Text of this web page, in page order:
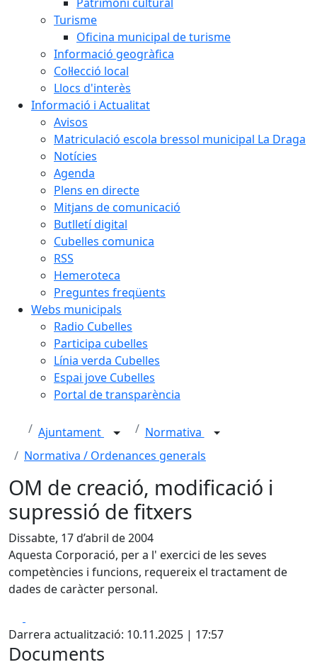
Turisme
Oficina municipal de turisme
Informació geogràfica
Col·lecció local
Llocs d'interès
Informació i Actualitat
Avisos
Matriculació escola bressol municipal La Draga
Notícies
Agenda
Plens en directe
Mitjans de comunicació
Butlletí digital
Cubelles comunica
RSS
Hemeroteca
Preguntes freqüents
Webs municipals
Radio Cubelles
Participa cubelles
Línia verda Cubelles
Espai jove Cubelles
Portal de transparència
Ajuntament
Normativa
Normativa / Ordenances generals
OM de creació, modificació i
supressió de fitxers
Dissabte, 17 d’abril de 2004
Aquesta Corporació, per a l' exercici de les seves
competències i funcions, requereix el tractament de
dades de caràcter personal.
Darrera actualització: 10.11.2025 | 17:57
Documents